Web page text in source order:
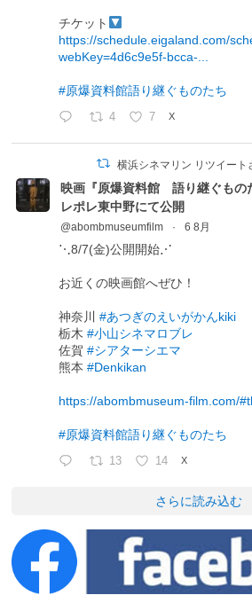
チケット
https://schedule.eigaland.com/
webKey=4d6c9e5f-bcca-...
#原爆資料館語り継ぐものたち
4 7 X
横浜シネマリン リツイート
映画『原爆資料館 語り継ぐもの
レポレ東中野にて公開
@abombmuseumfilm · 6 8月
⋱8/7(金)公開開始⋰
お近くの映画館へぜひ！
神奈川#あつぎのえいがかんkiki
栃木#小山シネマロブレ
佐賀#シアターシエマ
熊本#Denkikan
https://abombmuseum-film.com/
#原爆資料館語り継ぐものたち
13 14 X
さらに読み込む